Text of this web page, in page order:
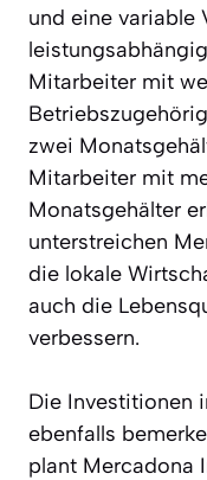
und eine variable
Mitarbeiter mit
zwei
Mitarbeiter mit
Monatsgehälter
unterstreichen
die lokale
auch die
verbessern.
Die Investitionen
ebenfalls
plant Mercadona